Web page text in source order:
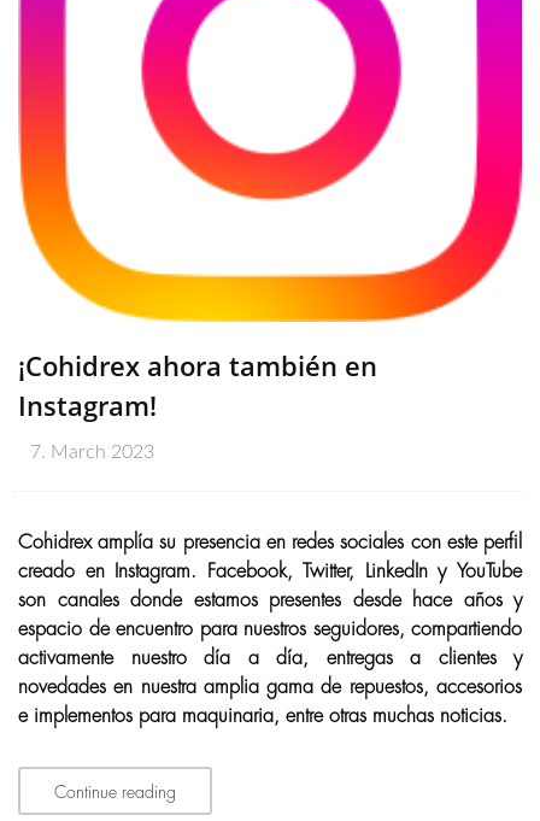
¡Cohidrex ahora también en
Instagram!
7. March 2023
Cohidrex amplía su presencia en redes sociales con este perfil
creado en Instagram. Facebook, Twitter, LinkedIn y YouTube
son canales donde estamos presentes desde hace años y
espacio de encuentro para nuestros seguidores, compartiendo
activamente nuestro día a día, entregas a clientes y
novedades en nuestra amplia gama de repuestos, accesorios
e implementos para maquinaria, entre otras muchas noticias.
Continue reading